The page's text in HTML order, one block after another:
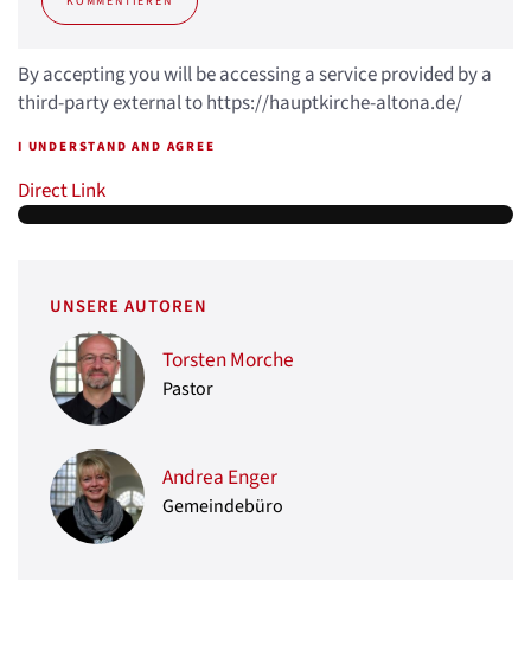
By accepting you will be accessing a service provided by a
third-party external to https://hauptkirche-altona.de/
I UNDERSTAND AND AGREE
Direct Link
UNSERE AUTOREN
Torsten Morche
Pastor
Andrea Enger
Gemeindebüro